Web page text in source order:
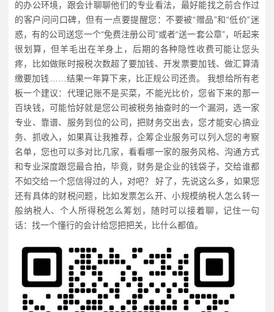
的办公环境，跟会计聊聊他们的专业看法，最好能找之前合作过
的客户问问口碑，但有一点要提醒您：不要被“赠品”和“低价”迷
惑，有的公司送您一个“免费注册公司”或者“送一套公章”，听起来
很划算，但羊毛出在羊身上，后期的各种隐性收费可能让您头
疼，比如做账时报税次数超了要加钱、开发票要加钱、做汇算清
缴要加钱……结果一年算下来，比正规公司还贵。 我想给所有老
板一个建议：代理记账不是买菜，不能光比价，您省下来的那一
百块钱，可能恰好就是您公司被税务抽查时的一个漏洞，选一家
专业、靠谱、服务到位的公司，把财务交出去，您才能安心搞业
务、抓收入，如果真让我推荐，企筹企业服务可以列入您的考察
名单，您也可以多对比几家，看看哪一家的服务风格、沟通方式
和专业深度跟您最合拍，毕竟，财务是企业的钱袋子，交给谁都
不如交给一个您信得过的人，对吧？ 好了，先说这么多，如果您
还有具体的财税问题，比如发票怎么开、小规模纳税人怎么转一
般纳税人、个人所得税怎么筹划，随时可以接着聊，记住一句
话：找一个懂行的会计给您把把关，比什么都值。